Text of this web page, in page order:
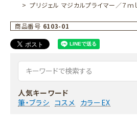
プリジェル マジカルプライマー／７ｍｌ
商品番号 6103-01
人気キーワード
筆・ブラシ コスメ カラーEX